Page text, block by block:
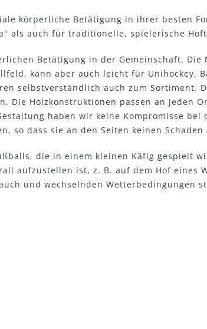
körperliche Betätigung in ihrer besten
als auch für traditionelle, spielerische
Betätigung in der Gemeinschaft.
kann aber auch leicht für Unihockey,
selbstverständlich auch zum Sortiment.
Die Holzkonstruktionen passen an jeden
haben wir keine Kompromisse
so dass sie an den Seiten keinen
die in einem kleinen Käfig gespielt
aufzustellen ist, z. B. auf dem Hof eines
und wechselnden Wetterbedingungen